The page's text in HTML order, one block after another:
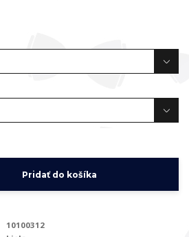
Pridať do košíka
10100312